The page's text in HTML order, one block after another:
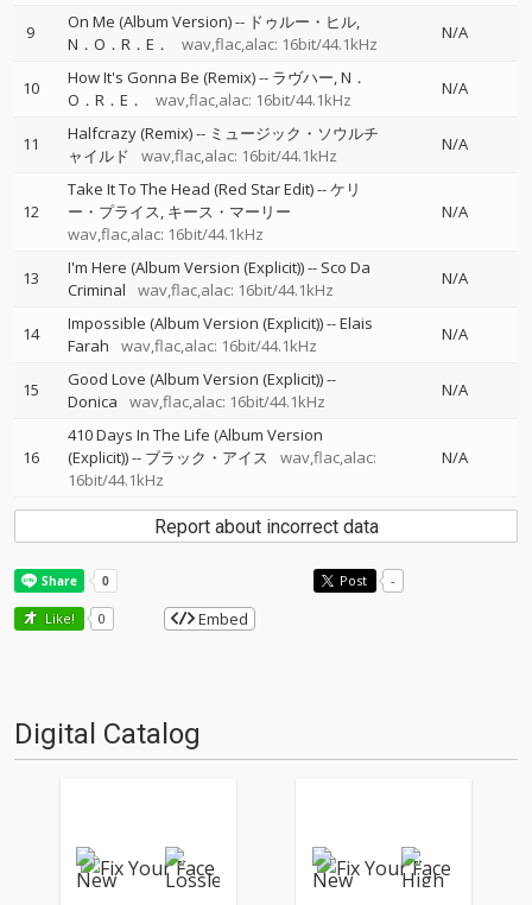
9 On Me (Album Version)-- ドゥルー・ヒル
N．O．R．E．
wav,flac,alac: 16bit/44.1kHz
N/A
10 How It's Gonna Be (Remix)-- ラヴハー N．
O．R．E．
wav,flac,alac: 16bit/44.1kHz
N/A
11 Halfcrazy (Remix)-- ミュージック・ソウルチ
ャイルド
wav,flac,alac: 16bit/44.1kHz
N/A
12
Take It To The Head (Red Star Edit)--ケリ
ー・プライス キース・マーリー
wav,flac,alac: 16bit/44.1kHz
N/A
13 I'm Here (Album Version (Explicit))-- Sco Da
Criminal
wav,flac,alac: 16bit/44.1kHz
N/A
14 Impossible (Album Version (Explicit))--Elais
Farah
wav,flac,alac: 16bit/44.1kHz
N/A
15 Good Love (Album Version (Explicit))--
Donica
wav,flac,alac: 16bit/44.1kHz
N/A
16
410 Days In The Life (Album Version
(Explicit))-- ブラック・アイス
wav,flac,alac:
16bit/44.1kHz
N/A
Report about incorrect data
Post -
Like! 0 Embed
Digital Catalog